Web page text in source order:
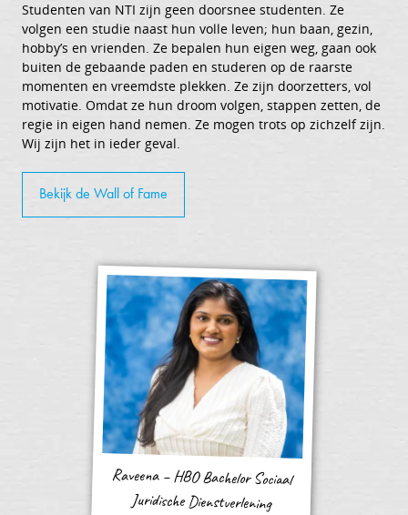
Studenten van NTI zijn geen doorsnee studenten. Ze
volgen een studie naast hun volle leven; hun baan, gezin,
hobby’s en vrienden. Ze bepalen hun eigen weg, gaan ook
buiten de gebaande paden en studeren op de raarste
momenten en vreemdste plekken. Ze zijn doorzetters, vol
motivatie. Omdat ze hun droom volgen, stappen zetten, de
regie in eigen hand nemen. Ze mogen trots op zichzelf zijn.
Wij zijn het in ieder geval.
Bekijk de Wall of Fame
Raveena – HBO Bachelor Sociaal
Juridische Dienstverlening